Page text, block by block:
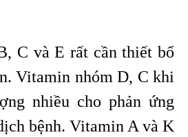
C và E rất cần thiết bổ
Vitamin nhóm D, C khi
nhiều cho phản ứng
bệnh. Vitamin A và K